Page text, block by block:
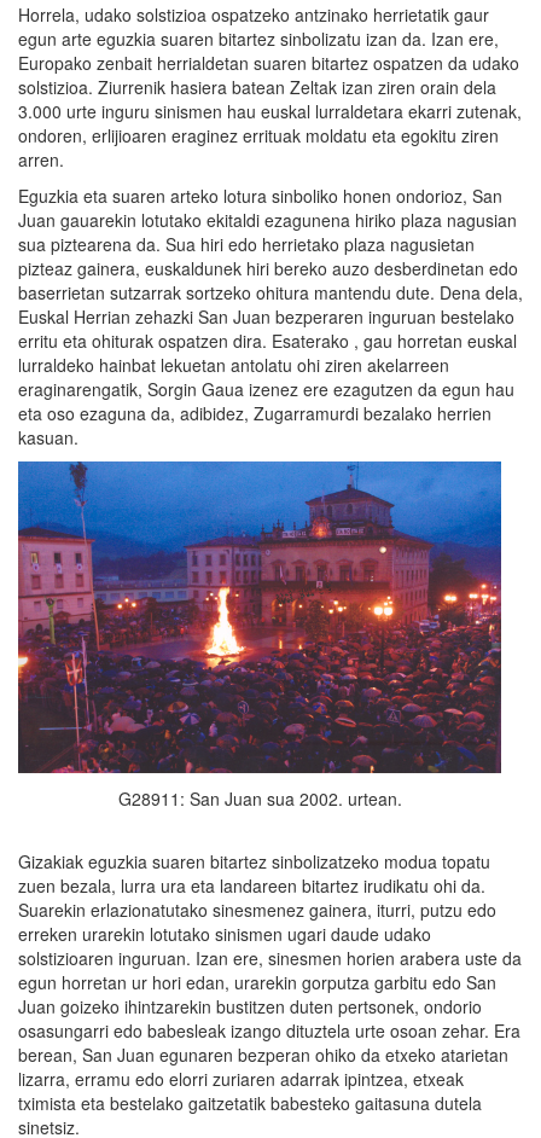
Horrela, udako solstizioa ospatzeko antzinako herrietatik gaur
egun arte eguzkia suaren bitartez sinbolizatu izan da. Izan ere,
Europako zenbait herrialdetan suaren bitartez ospatzen da udako
solstizioa. Ziurrenik hasiera batean Zeltak izan ziren orain dela
3.000 urte inguru sinismen hau euskal lurraldetara ekarri zutenak,
ondoren, erlijioaren eraginez errituak moldatu eta egokitu ziren
arren.
Eguzkia eta suaren arteko lotura sinboliko honen ondorioz, San
Juan gauarekin lotutako ekitaldi ezagunena hiriko plaza nagusian
sua piztearena da. Sua hiri edo herrietako plaza nagusietan
pizteaz gainera, euskaldunek hiri bereko auzo desberdinetan edo
baserrietan sutzarrak sortzeko ohitura mantendu dute. Dena dela,
Euskal Herrian zehazki San Juan bezperaren inguruan bestelako
erritu eta ohiturak ospatzen dira. Esaterako , gau horretan euskal
lurraldeko hainbat lekuetan antolatu ohi ziren akelarreen
eraginarengatik, Sorgin Gaua izenez ere ezagutzen da egun hau
eta oso ezaguna da, adibidez, Zugarramurdi bezalako herrien
kasuan.
G28911: San Juan sua 2002. urtean.
Gizakiak eguzkia suaren bitartez sinbolizatzeko modua topatu
zuen bezala, lurra ura eta landareen bitartez irudikatu ohi da.
Suarekin erlazionatutako sinesmenez gainera, iturri, putzu edo
erreken urarekin lotutako sinismen ugari daude udako
solstizioaren inguruan. Izan ere, sinesmen horien arabera uste da
egun horretan ur hori edan, urarekin gorputza garbitu edo San
Juan goizeko ihintzarekin bustitzen duten pertsonek, ondorio
osasungarri edo babesleak izango dituztela urte osoan zehar. Era
berean, San Juan egunaren bezperan ohiko da etxeko atarietan
lizarra, erramu edo elorri zuriaren adarrak ipintzea, etxeak
tximista eta bestelako gaitzetatik babesteko gaitasuna dutela
sinetsiz.